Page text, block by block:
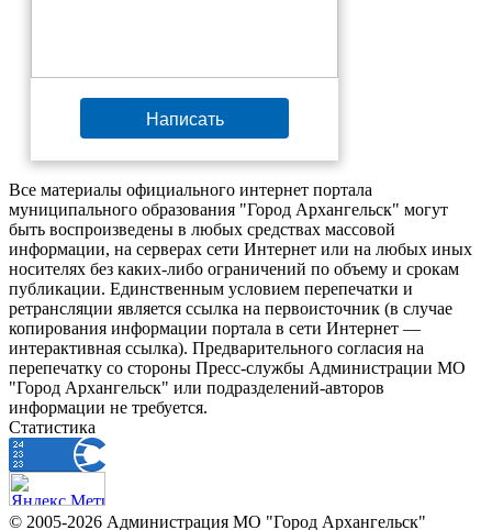
Написать
Все материалы официального интернет портала
муниципального образования "Город Архангельск" могут
быть воспроизведены в любых средствах массовой
информации, на серверах сети Интернет или на любых иных
носителях без каких-либо ограничений по объему и срокам
публикации. Единственным условием перепечатки и
ретрансляции является ссылка на первоисточник (в случае
копирования информации портала в сети Интернет —
интерактивная ссылка). Предварительного согласия на
перепечатку со стороны Пресс-службы Администрации МО
"Город Архангельск" или подразделений-авторов
информации не требуется.
Статистика
© 2005-2026 Администрация МО "Город Архангельск"